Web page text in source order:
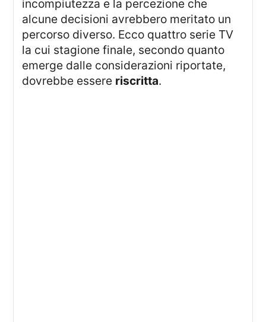
incompiutezza e la percezione che
alcune decisioni avrebbero meritato un
percorso diverso. Ecco quattro serie TV
la cui stagione finale, secondo quanto
emerge dalle considerazioni riportate,
dovrebbe essere riscritta.